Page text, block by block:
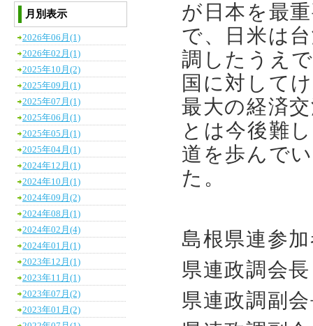
が日本を最
で、日米は
調したうえ
国に対して
最大の経済
とは今後難
道を歩んで
た。
島根県連参
県連政調会長
県連政調副
月別表示
2026年06月(1)
2026年02月(1)
2025年10月(2)
2025年09月(1)
2025年07月(1)
2025年06月(1)
2025年05月(1)
2025年04月(1)
2024年12月(1)
2024年10月(1)
2024年09月(2)
2024年08月(1)
2024年02月(4)
2024年01月(1)
2023年12月(1)
2023年11月(1)
2023年07月(2)
2023年01月(2)